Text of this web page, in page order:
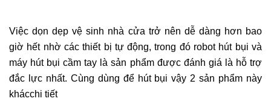
Việc dọn dẹp vệ sinh nhà cửa trở nên dễ dàng hơn bao
giờ hết nhờ các thiết bị tự động, trong đó robot hút bụi và
máy hút bụi cầm tay là sản phẩm được đánh giá là hỗ trợ
đắc lực nhất. Cùng dùng để hút bụi vậy 2 sản phẩm này
khácchi tiết